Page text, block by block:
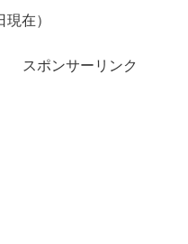
現在）
スポンサーリンク